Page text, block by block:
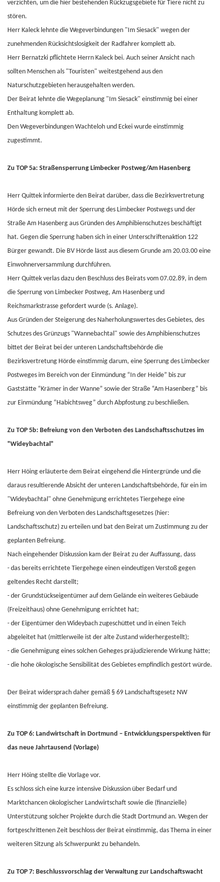
verzichten, um die hier bestehenden Rückzugsgebiete für Tiere nicht zu
stören.
Herr Kaleck lehnte die Wegeverbindungen "Im Siesack" wegen der
zunehmenden Rücksichtslosigkeit der Radfahrer komplett ab.
Herr Bernatzki pflichtete Herrn Kaleck bei. Auch seiner Ansicht nach
sollten Menschen als "Touristen" weitestgehend aus den
Naturschutzgebieten herausgehalten werden.
Der Beirat lehnte die Wegeplanung "Im Siesack" einstimmig bei einer
Enthaltung komplett ab.
Den Wegeverbindungen Wachteloh und Eckei wurde einstimmig
zugestimmt.
Zu TOP 5a: Straßensperrung Limbecker Postweg/Am Hasenberg
Herr Quittek informierte den Beirat darüber, dass die Bezirksvertretung
Hörde sich erneut mit der Sperrung des Limbecker Postwegs und der
Straße Am Hasenberg aus Gründen des Amphibienschutzes beschäftigt
hat. Gegen die Sperrung haben sich in einer Unterschriftenaktion 122
Bürger gewandt. Die BV Hörde lässt aus diesem Grunde am 20.03.00 eine
Einwohnerversammlung durchführen.
Herr Quittek verlas dazu den Beschluss des Beirats vom 07.02.89, in dem
die Sperrung von Limbecker Postweg, Am Hasenberg und
Reichsmarkstrasse gefordert wurde (s. Anlage).
Aus Gründen der Steigerung des Naherholungswertes des Gebietes, des
Schutzes des Grünzugs "Wannebachtal" sowie des Amphibienschutzes
bittet der Beirat bei der unteren Landschaftsbehörde die
Bezirksvertretung Hörde einstimmig darum, eine Sperrung des Limbecker
Postweges im Bereich von der Einmündung “In der Heide” bis zur
Gaststätte “Krämer in der Wanne” sowie der Straße “Am Hasenberg” bis
zur Einmündung “Habichtsweg” durch Abpfostung zu beschließen.
Zu TOP 5b: Befreiung von den Verboten des Landschaftsschutzes im
"Wideybachtal"
Herr Höing erläuterte dem Beirat eingehend die Hintergründe und die
daraus resultierende Absicht der unteren Landschaftsbehörde, für ein im
"Wideybachtal" ohne Genehmigung errichtetes Tiergehege eine
Befreiung von den Verboten des Landschaftsgesetzes (hier:
Landschaftsschutz) zu erteilen und bat den Beirat um Zustimmung zu der
geplanten Befreiung.
Nach eingehender Diskussion kam der Beirat zu der Auffassung, dass
- das bereits errichtete Tiergehege einen eindeutigen Verstoß gegen
geltendes Recht darstellt;
- der Grundstückseigentümer auf dem Gelände ein weiteres Gebäude
(Freizeithaus) ohne Genehmigung errichtet hat;
- der Eigentümer den Wideybach zugeschüttet und in einen Teich
abgeleitet hat (mittlerweile ist der alte Zustand widerhergestellt);
- die Genehmigung eines solchen Geheges präjudizierende Wirkung hätte;
- die hohe ökologische Sensibilität des Gebietes empfindlich gestört würde.
Der Beirat widersprach daher gemäß § 69 Landschaftsgesetz NW
einstimmig der geplanten Befreiung.
Zu TOP 6: Landwirtschaft in Dortmund – Entwicklungsperspektiven für
das neue Jahrtausend (Vorlage)
Herr Höing stellte die Vorlage vor.
Es schloss sich eine kurze intensive Diskussion über Bedarf und
Marktchancen ökologischer Landwirtschaft sowie die (finanzielle)
Unterstützung solcher Projekte durch die Stadt Dortmund an. Wegen der
fortgeschrittenen Zeit beschloss der Beirat einstimmig, das Thema in einer
weiteren Sitzung als Schwerpunkt zu behandeln.
Zu TOP 7: Beschlussvorschlag der Verwaltung zur Landschaftswacht